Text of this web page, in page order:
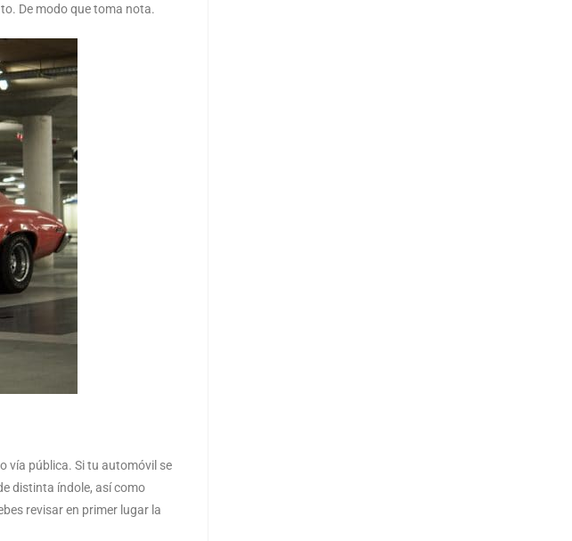
De modo que toma nota.
vía pública. Si tu automóvil se
distinta índole, así como
revisar en primer lugar la